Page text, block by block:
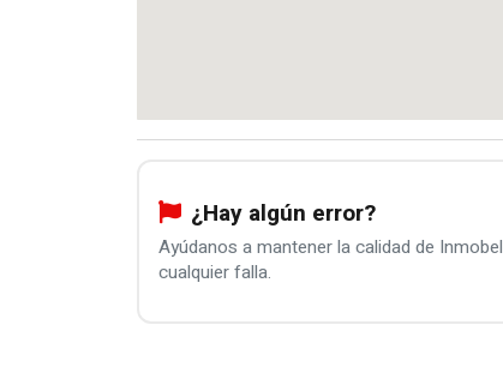
¿Hay algún error?
Ayúdanos a mantener la calidad de
cualquier falla.